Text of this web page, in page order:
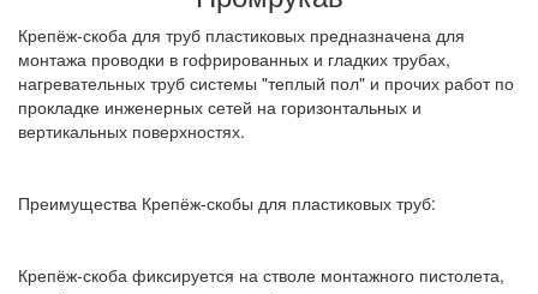
Крепёж-скоба для труб пластиковых предназначена для
монтажа проводки в гофрированных и гладких трубах,
нагревательных труб системы "теплый пол" и прочих работ по
прокладке инженерных сетей на горизонтальных и
вертикальных поверхностях.
Преимущества Крепёж-скобы для пластиковых труб:
Крепёж-скоба фиксируется на стволе монтажного пистолета,